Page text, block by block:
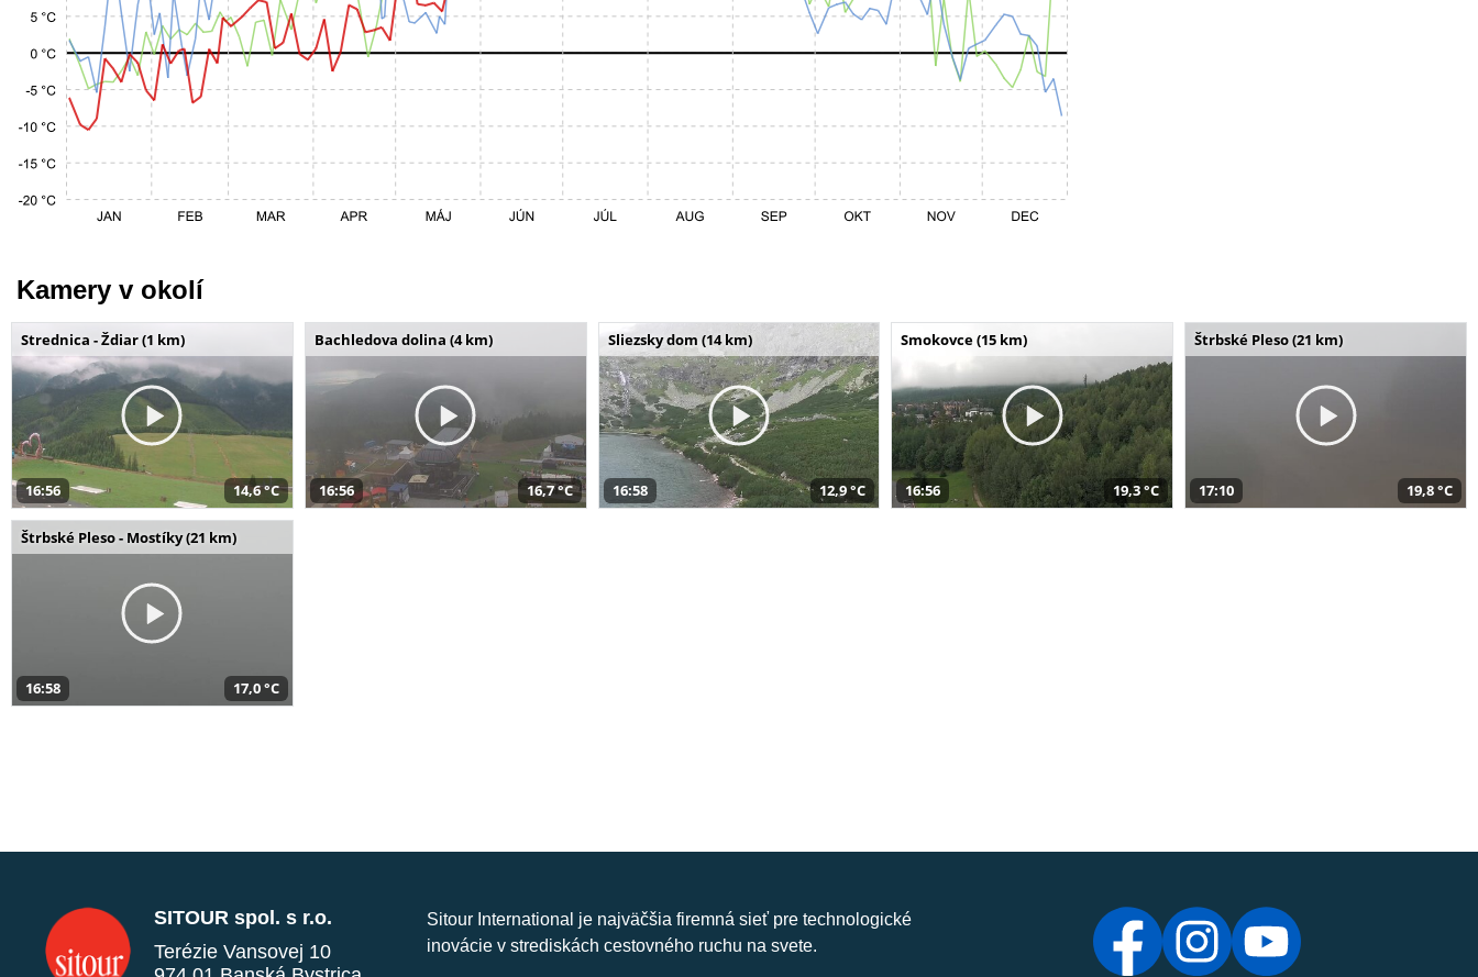
Kamery v okolí
Strednica - Ždiar (1 km)
16:56 14,6 °C
Bachledova dolina (4 km)
16:56 16,7 °C
Sliezsky dom (14 km)
16:58 12,9 °C
Smokovce (15 km)
16:56 19,3 °C
Štrbské Pleso (21 km)
17:10 19,8 °C
Štrbské Pleso - Mostíky (21 km)
16:58 17,0 °C
SITOUR spol. s r.o.
Terézie Vansovej 10
Sitour International je najväčšia firemná sieť pre technologické
inovácie v strediskách cestovného ruchu na svete.